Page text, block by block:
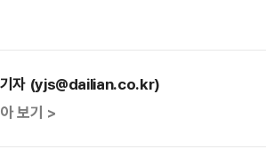
기자 (yjs@dailian.co.kr)
보기 >